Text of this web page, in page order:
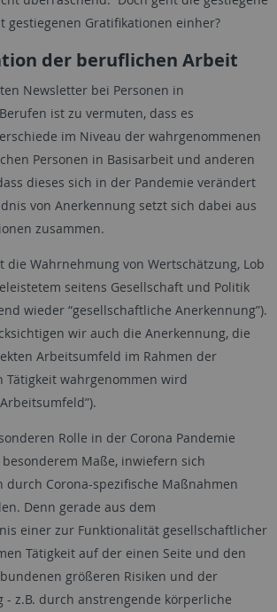
gestiegenen Gratifikationen einher?
der beruflichen Arbeit
Newsletter bei Personen in
ist zu vermuten, dass es
im Niveau der wahrgenommenen
Personen in Basisarbeit und anderen
dieses sich in der Pandemie verändert
von Anerkennung setzt sich dabei aus
zusammen.
die Wahrnehmung von Wertschätzung, Lob
seitens Gesellschaft und Politik
wieder “gesellschaftliche Anerkennung”).
wir auch die Anerkennung, die
Arbeitsumfeld im Rahmen der
Tätigkeit wahrgenommen wird
Rolle in der Corona Pandemie
Maße, inwiefern sich
durch Corona-spezifische Maßnahmen
Denn gerade aus dem
einer zur Funktionalität gesellschaftlicher
Tätigkeit auf der einen Seite und den
größeren Risiken und der
- z.B. durch anstrengende körperliche